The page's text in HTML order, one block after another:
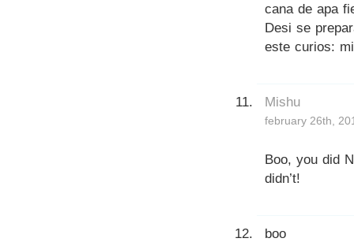
cana de apa
Desi se
este curios:
Mishu
february 26th,
Boo, you did
didn’t!
boo